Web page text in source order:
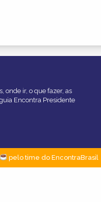
onde ir, o que fazer, as
Encontra Presidente
pelo time do EncontraBrasil